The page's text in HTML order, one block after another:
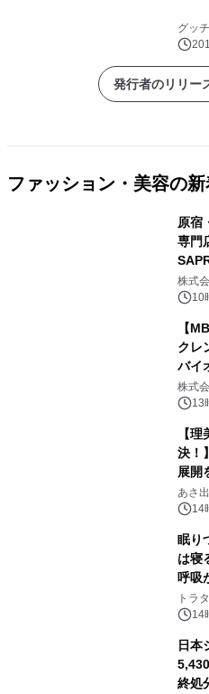
グッ
発行者のリリー
ファッション・美容の
原宿
専門
株式
10
【
クレ
バイ
クレ
発売
株式
13
【
決！
展開
「多
24日
あさ
14
眠り
は寝
呼吸
トラ
14
日本
終処